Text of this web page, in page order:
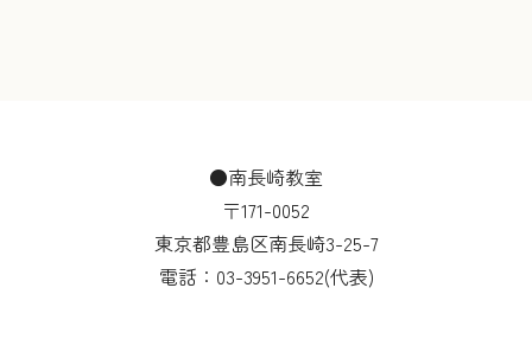
●南長崎教室
〒171-0052
東京都豊島区南長崎3-25-7
電話： 03-3951-6652(代表)